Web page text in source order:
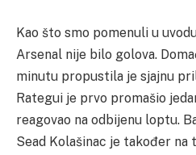
Kao što smo pomenuli u
Arsenal nije bilo golova.
minutu propustila je sjajnu
Rategui je prvo promašio
reagovao na odbijenu loptu.
Sead Kolašinac je također